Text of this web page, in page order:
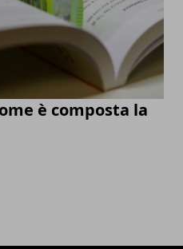
è composta la